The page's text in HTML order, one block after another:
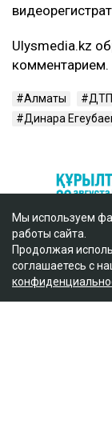
Ulysmedia.kz
комментарием.
Алматы ДТП
Динара
Мы используем
работы сайта.
Продолжая
соглашаетесь с